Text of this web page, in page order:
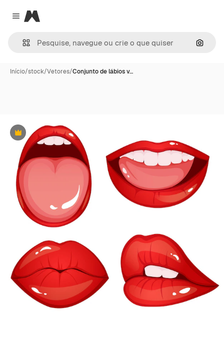
Close menu
Magnific
Início/stock/Vetores/Conjunto de lábios v…
Premium